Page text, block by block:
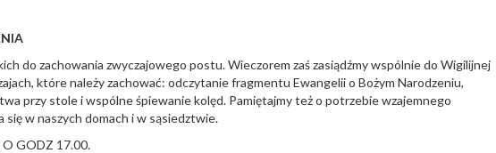
do zachowania zwyczajowego postu. Wieczorem zaś zasiądźmy wspólnie do Wigilijnej
które należy zachować: odczytanie fragmentu Ewangelii o Bożym Narodzeniu,
przy stole i wspólne śpiewanie kolęd. Pamiętajmy też o potrzebie wzajemnego
się w naszych domach i w sąsiedztwie.
GODZ 17.00.